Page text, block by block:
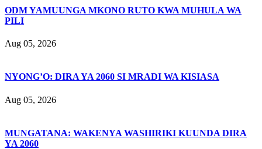
ODM YAMUUNGA MKONO RUTO KWA MUHULA WA
PILI
Aug 05, 2026
NYONG’O: DIRA YA 2060 SI MRADI WA KISIASA
Aug 05, 2026
MUNGATANA: WAKENYA WASHIRIKI KUUNDA DIRA
YA 2060